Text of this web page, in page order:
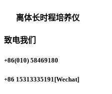
离体长时程培养仪
致电我们
+86(010) 58469180
+86 15313335191[Wechat]